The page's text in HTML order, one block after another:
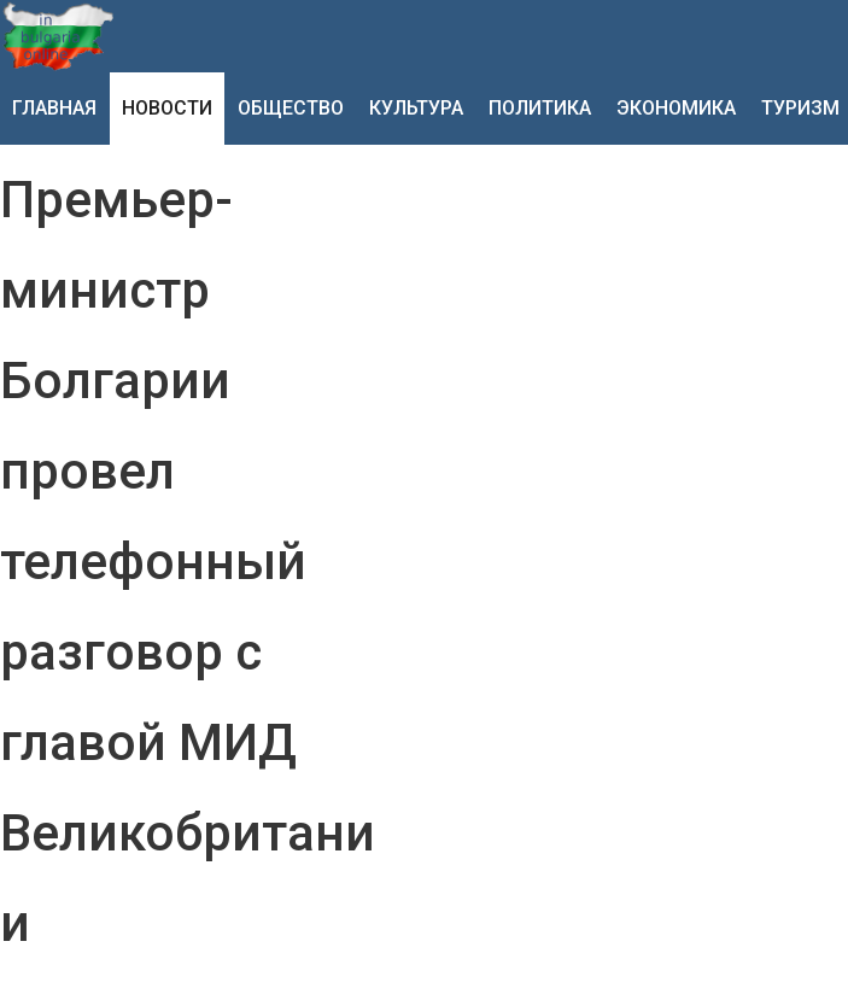
ГЛАВНАЯ НОВОСТИ ОБЩЕСТВО КУЛЬТУРА ПОЛИТИКА ЭКОНОМИКА ТУРИЗМ
Премьер-
министр
Болгарии
провел
телефонный
разговор с
главой МИД
Великобритани
и